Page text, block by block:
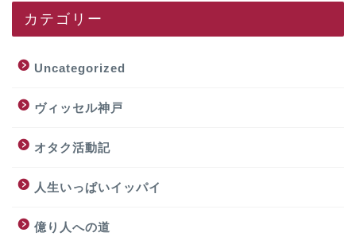
カテゴリー
Uncategorized
ヴィッセル神戸
オタク活動記
人生いっぱいイッパイ
億り人への道